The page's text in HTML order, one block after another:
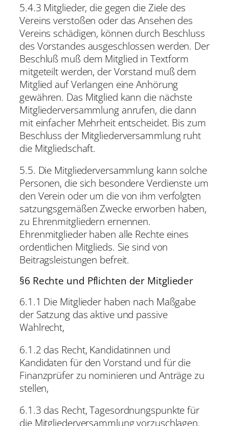
5.4.3 Mitglieder, die gegen die Ziele des
Vereins verstoßen oder das Ansehen des
Vereins schädigen, können durch Beschluss
des Vorstandes ausgeschlossen werden. Der
Beschluß muß dem Mitglied in Textform
mitgeteilt werden, der Vorstand muß dem
Mitglied auf Verlangen eine Anhörung
gewähren. Das Mitglied kann die nächste
Mitgliederversammlung anrufen, die dann
mit einfacher Mehrheit entscheidet. Bis zum
Beschluss der Mitgliederversammlung ruht
die Mitgliedschaft.
5.5. Die Mitgliederversammlung kann solche
Personen, die sich besondere Verdienste um
den Verein oder um die von ihm verfolgten
satzungsgemäßen Zwecke erworben haben,
zu Ehrenmitgliedern ernennen.
Ehrenmitglieder haben alle Rechte eines
ordentlichen Mitglieds. Sie sind von
Beitragsleistungen befreit.
§6 Rechte und Pflichten der Mitglieder
6.1.1 Die Mitglieder haben nach Maßgabe
der Satzung das aktive und passive
Wahlrecht,
6.1.2 das Recht, Kandidatinnen und
Kandidaten für den Vorstand und für die
Finanzprüfer zu nominieren und Anträge zu
stellen,
6.1.3 das Recht, Tagesordnungspunkte für
die Mitgliederversammlung vorzuschlagen.